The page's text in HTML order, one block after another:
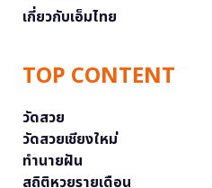
เกี่ยวกับเอ็มไทย
TOP CONTENT
วัดสวย
วัดสวยเชียงใหม่
ทำนายฝัน
สถิติหวยรายเดือน